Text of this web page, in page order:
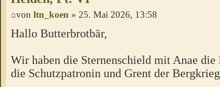
von ltn_koen » 25. Mai 2026, 13:58
Hallo Butterbrotbär,
Wir haben die Sternenschield mit Anae die
die Schutzpatronin und Grent der